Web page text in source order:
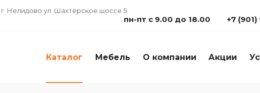
Нелидово ул. Шахтёрское шоссе 5
пн-пт с 9.00 до 18.00 +7
Каталог Мебель О компании Акции